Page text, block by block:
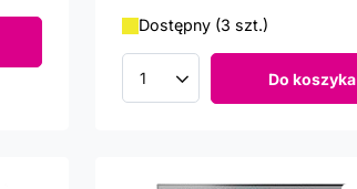
Dostępny (3 szt.)
Ilość produktów Do koszyka